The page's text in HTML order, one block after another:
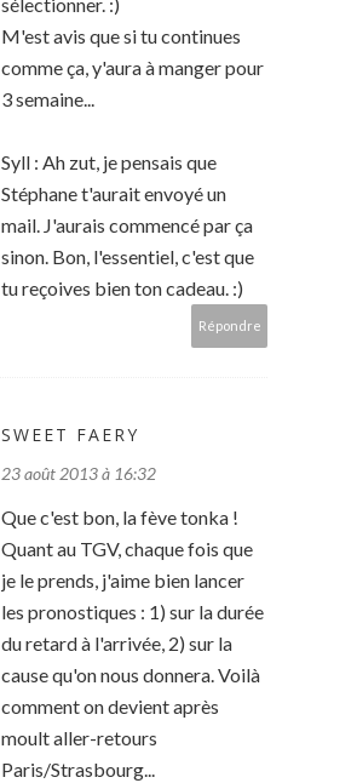
M'est avis que si tu continues
comme ça, y'aura à manger pour
3 semaine...
Syll : Ah zut, je pensais que
Stéphane t'aurait envoyé un
mail. J'aurais commencé par ça
sinon. Bon, l'essentiel, c'est que
tu reçoives bien ton cadeau. :)
Répondre
SWEET FAERY
23 août 2013 à 16:32
Que c'est bon, la fève tonka !
Quant au TGV, chaque fois que
je le prends, j'aime bien lancer
les pronostiques : 1) sur la durée
du retard à l'arrivée, 2) sur la
cause qu'on nous donnera. Voilà
comment on devient après
moult aller-retours
Paris/Strasbourg...